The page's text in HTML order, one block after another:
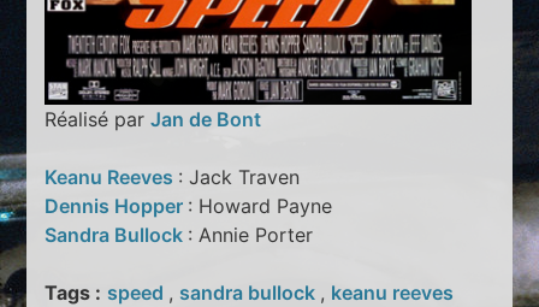
Réalisé parJan de Bont
Keanu Reeves : Jack Traven
Dennis Hopper : Howard Payne
Sandra Bullock : Annie Porter
Tags : speed , sandra bullock , keanu reeves